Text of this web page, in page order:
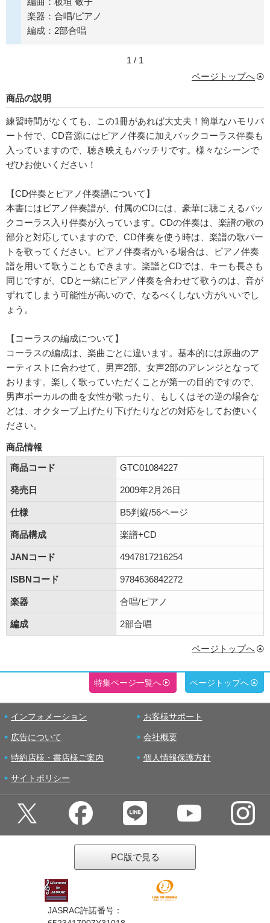
楽器：合唱/ピアノ
編成：2部合唱
1 / 1
ページトップへ
商品の説明
練習時間がなくても、この1冊があれば大丈夫！簡単なハモリパ
ート付で、CD音源にはピアノ伴奏に加えバックコーラス伴奏も
入っていますので、聴き映えもバッチリです。様々なシーンで
ぜひお使いください！
【CD伴奏とピアノ伴奏譜について】
本書にはピアノ伴奏譜が、付属のCDには、豪華に聴こえるバッ
クコーラス入り伴奏が入っています。CDの伴奏は、楽譜の歌の
部分と対応していますので、CD伴奏を使う時は、楽譜の歌パー
トを歌ってください。ピアノ伴奏者がいる場合は、ピアノ伴奏
譜を用いて歌うこともできます。楽譜とCDでは、キーも長さも
同じですが、CDと一緒にピアノ伴奏を合わせて歌うのは、音が
ずれてしまう可能性が高いので、なるべくしない方がいいでし
ょう。
【コーラスの編成について】
コーラスの編成は、楽曲ごとに違います。基本的には原曲のア
ーティストに合わせて、男声2部、女声2部のアレンジとなって
おります。楽しく歌っていただくことが第一の目的ですので、
男声ボーカルの曲を女性が歌ったり、もしくはその逆の場合な
どは、オクターブ上げたり下げたりなどの対応をしてお使いく
ださい。
商品情報
商品コード
GTC01084227
発売日 2009年2月26日
仕様 B5判縦/56ページ
商品構成 楽譜+CD
JANコード 4947817216254
ISBNコード 9784636842272
楽器 合唱/ピアノ
編成 2部合唱
ページトップへ
特集ページ一覧へ ページトップへ
インフォメーション お客様サポート
広告について 会社概要
特約店様・書店様ご案内 個人情報保護方針
サイトポリシー
PC版で見る
JASRAC許諾番号：